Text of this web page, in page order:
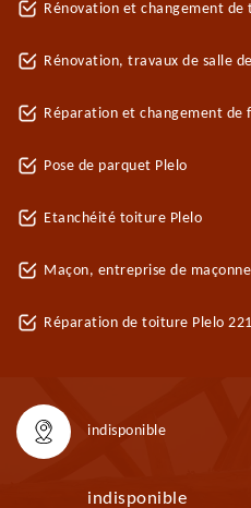
Rénovation et changement de
Rénovation, travaux de salle
Réparation et changement
Pose de parquet Plelo
Etanchéité toiture Plelo
Maçon, entreprise de
Réparation de toiture Plelo
indisponible
indisponible